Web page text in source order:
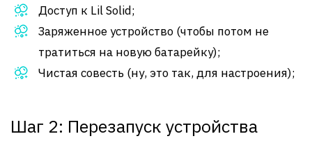
Доступ к Lil Solid;
Заряженное устройство (чтобы потом не
тратиться на новую батарейку);
Чистая совесть (ну, это так, для настроения);
Шаг 2: Перезапуск устройства